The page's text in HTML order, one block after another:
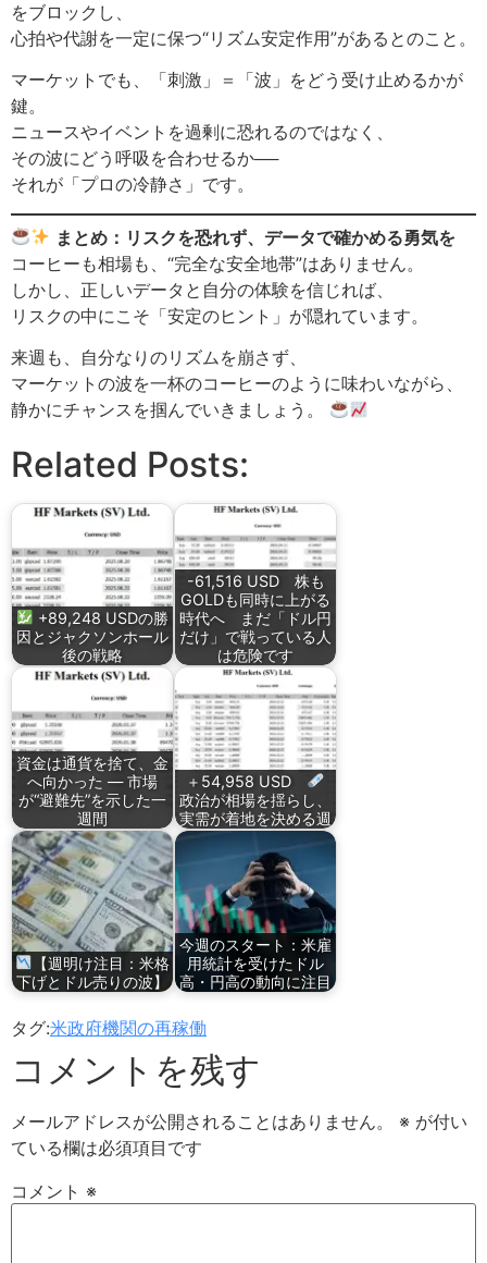
をブロックし、
心拍や代謝を一定に保つ“リズム安定作用”があるとのこと。
マーケットでも、「刺激」＝「波」をどう受け止めるかが
鍵。
ニュースやイベントを過剰に恐れるのではなく、
その波にどう呼吸を合わせるか──
それが「プロの冷静さ」です。
まとめ：リスクを恐れず、データで確かめる勇気を
コーヒーも相場も、“完全な安全地帯”はありません。
しかし、正しいデータと自分の体験を信じれば、
リスクの中にこそ「安定のヒント」が隠れています。
来週も、自分なりのリズムを崩さず、
マーケットの波を一杯のコーヒーのように味わいながら、
静かにチャンスを掴んでいきましょう。
Related Posts:
+89,248 USDの勝
因とジャクソンホール
後の戦略
-61,516 USD 株も
GOLDも同時に上がる
時代へ まだ「ドル円
だけ」で戦っている人
は危険です
資金は通貨を捨て、金
へ向かった ― 市場
が“避難先”を示した一
週間
＋54,958 USD
政治が相場を揺らし、
実需が着地を決める週
【週明け注目：米格
下げとドル売りの波】
今週のスタート：米雇
用統計を受けたドル
高・円高の動向に注目
タグ:米政府機関の再稼働
コメントを残す
メールアドレスが公開されることはありません。 ※ が付い
ている欄は必須項目です
コメント ※